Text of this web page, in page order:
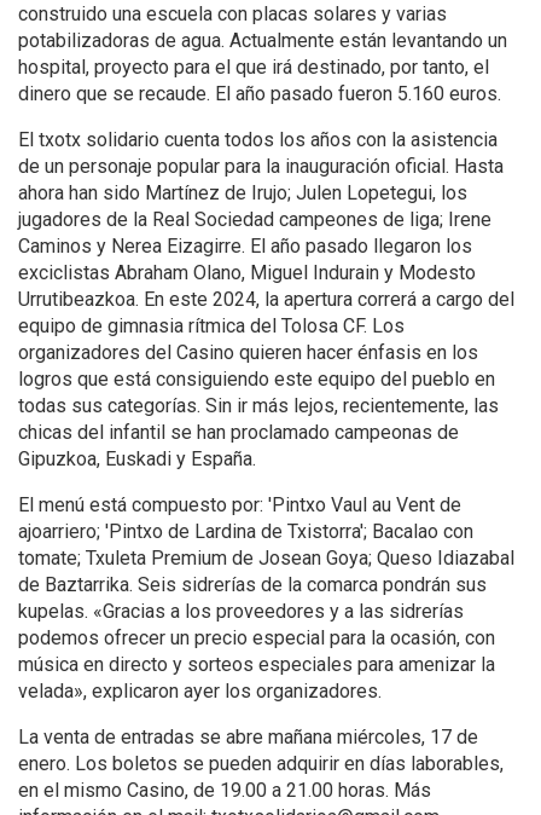
construido una escuela con placas solares y varias
potabilizadoras de agua. Actualmente están levantando un
hospital, proyecto para el que irá destinado, por tanto, el
dinero que se recaude. El año pasado fueron 5.160 euros.
El txotx solidario cuenta todos los años con la asistencia
de un personaje popular para la inauguración oficial. Hasta
ahora han sido Martínez de Irujo; Julen Lopetegui, los
jugadores de la Real Sociedad campeones de liga; Irene
Caminos y Nerea Eizagirre. El año pasado llegaron los
exciclistas Abraham Olano, Miguel Indurain y Modesto
Urrutibeazkoa. En este 2024, la apertura correrá a cargo del
equipo de gimnasia rítmica del Tolosa CF. Los
organizadores del Casino quieren hacer énfasis en los
logros que está consiguiendo este equipo del pueblo en
todas sus categorías. Sin ir más lejos, recientemente, las
chicas del infantil se han proclamado campeonas de
Gipuzkoa, Euskadi y España.
El menú está compuesto por: 'Pintxo Vaul au Vent de
ajoarriero; 'Pintxo de Lardina de Txistorra'; Bacalao con
tomate; Txuleta Premium de Josean Goya; Queso Idiazabal
de Baztarrika. Seis sidrerías de la comarca pondrán sus
kupelas. «Gracias a los proveedores y a las sidrerías
podemos ofrecer un precio especial para la ocasión, con
música en directo y sorteos especiales para amenizar la
velada», explicaron ayer los organizadores.
La venta de entradas se abre mañana miércoles, 17 de
enero. Los boletos se pueden adquirir en días laborables,
en el mismo Casino, de 19.00 a 21.00 horas. Más